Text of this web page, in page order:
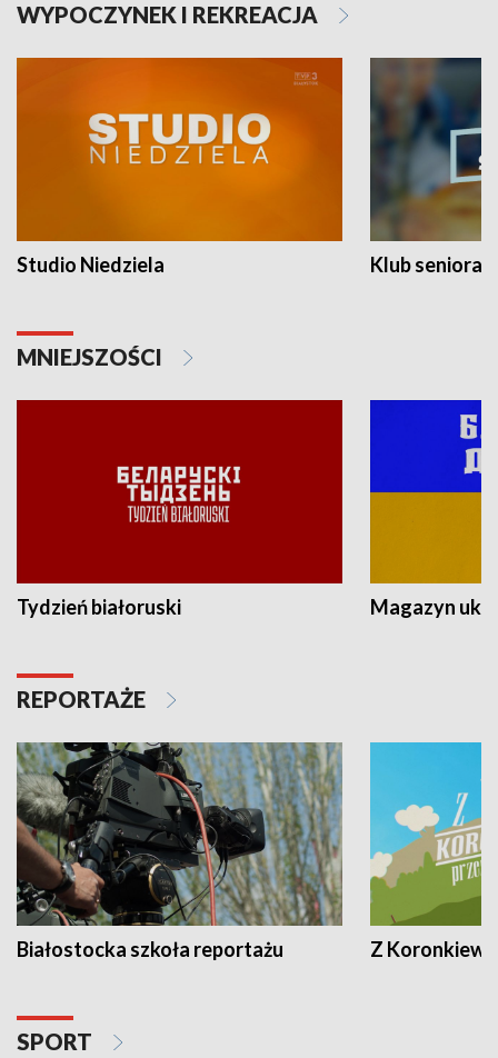
WYPOCZYNEK I REKREACJA
Studio Niedziela Klub seniora
MNIEJSZOŚCI
Tydzień białoruski Magazyn
REPORTAŻE
Białostocka szkoła reportażu Z
SPORT